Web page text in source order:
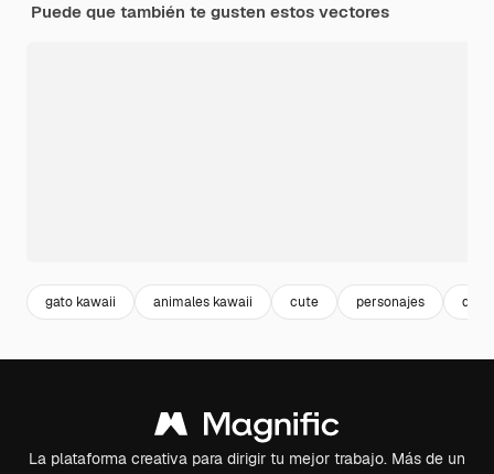
Puede que también te gusten estos vectores
gato kawaii animales kawaii cute personajes
La plataforma creativa para dirigir tu mejor trabajo. Más de un